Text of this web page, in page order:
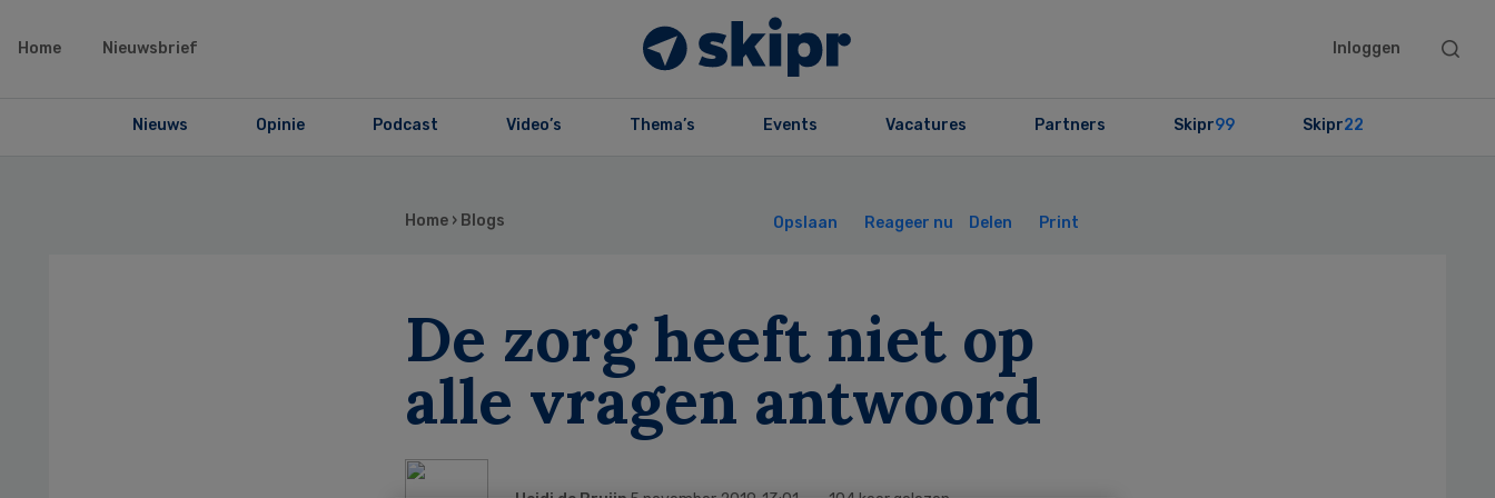
Home Nieuwsbrief Inloggen
Search
Nieuws Opinie Podcast Video’s Thema’s Events Vacatures Partners Skipr99 Skipr22
Home › Blogs Opslaan Reageer nu Delen Print
De zorg heeft niet op
alle vragen antwoord